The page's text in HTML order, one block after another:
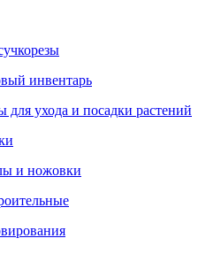
инвентарь
для ухода и посадки растений
и ножовки